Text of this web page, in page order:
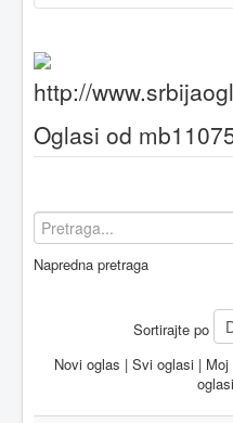
Oglasi od
Napredna pretraga
Sortirajte po
Novi oglas | Svi oglasi| Moj
oglasi